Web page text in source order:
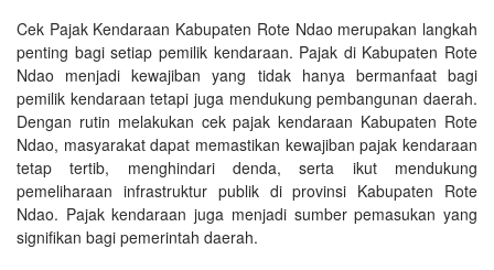
Cek Pajak Kendaraan Kabupaten Rote Ndao merupakan langkah
penting bagi setiap pemilik kendaraan. Pajak di Kabupaten Rote
Ndao menjadi kewajiban yang tidak hanya bermanfaat bagi
pemilik kendaraan tetapi juga mendukung pembangunan daerah.
Dengan rutin melakukan cek pajak kendaraan Kabupaten Rote
Ndao, masyarakat dapat memastikan kewajiban pajak kendaraan
tetap tertib, menghindari denda, serta ikut mendukung
pemeliharaan infrastruktur publik di provinsi Kabupaten Rote
Ndao. Pajak kendaraan juga menjadi sumber pemasukan yang
signifikan bagi pemerintah daerah.